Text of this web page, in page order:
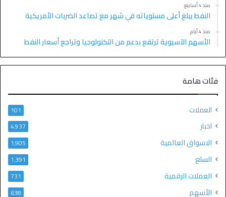
منذ 4 أسابيع
النفط يبلغ أعلى مستوياته في شهر مع تصاعد الضربات الأمريكية
منذ 4 أيام
الأسهم الآسيوية ترتفع بدعم من التكنولوجيا وتراجع أسعار النفط
فئات هامة
العملات 101
اخبار 4٬937
الاسواق العالمية 1٬905
السلع 1٬391
العملات الرقمية 731
الأسهم 638